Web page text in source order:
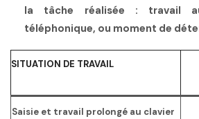
la tâche réalisée : travail
téléphonique, ou moment de
SITUATION DE TRAVAIL
Saisie et travail prolongé au clavier